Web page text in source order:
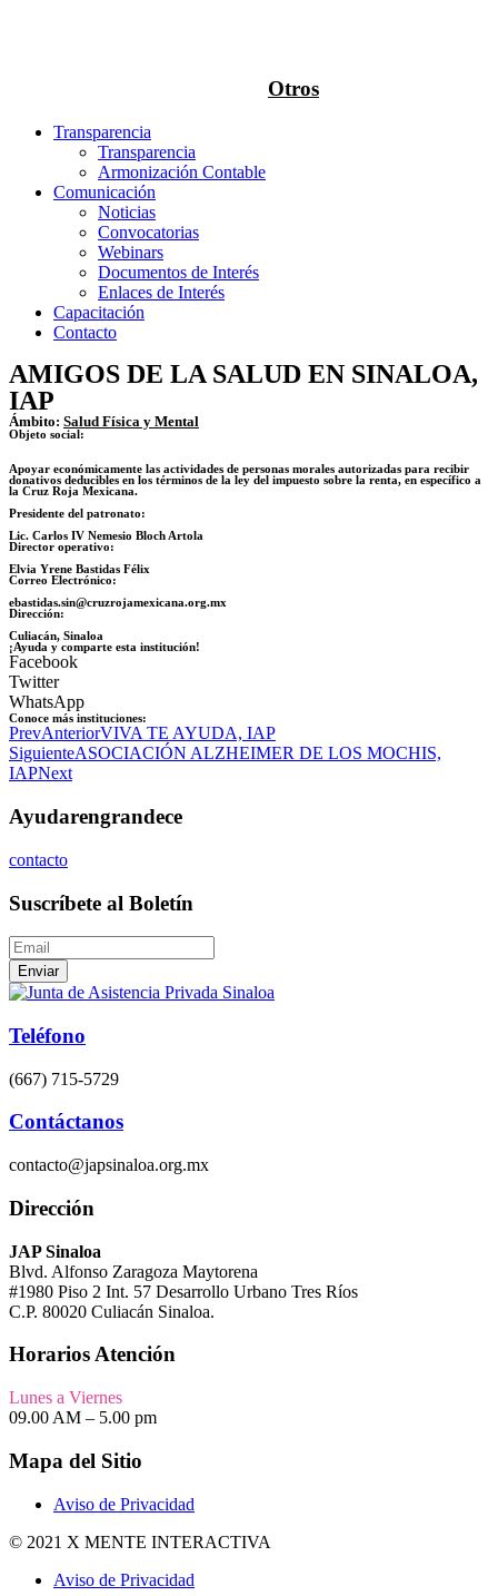
Otros
Transparencia
Transparencia
Armonización Contable
Comunicación
Noticias
Convocatorias
Webinars
Documentos de Interés
Enlaces de Interés
Capacitación
Contacto
AMIGOS DE LA SALUD EN SINALOA,
IAP
Ámbito: Salud Física y Mental
Objeto social:
Apoyar económicamente las actividades de personas morales autorizadas para recibir
donativos deducibles en los términos de la ley del impuesto sobre la renta, en específico a
la Cruz Roja Mexicana.
Presidente del patronato:
Lic. Carlos IV Nemesio Bloch Artola
Director operativo:
Elvia Yrene Bastidas Félix
Correo Electrónico:
ebastidas.sin@cruzrojamexicana.org.mx
Dirección:
Culiacán, Sinaloa
¡Ayuda y comparte esta institución!
Facebook
Twitter
WhatsApp
Conoce más instituciones:
PrevAnteriorVIVA TE AYUDA, IAP
SiguienteASOCIACIÓN ALZHEIMER DE LOS MOCHIS,
IAPNext
Ayudarengrandece
contacto
Suscríbete al Boletín
Enviar
Teléfono
(667) 715-5729
Contáctanos
contacto@japsinaloa.org.mx
Dirección
JAP Sinaloa
Blvd. Alfonso Zaragoza Maytorena
#1980 Piso 2 Int. 57 Desarrollo Urbano Tres Ríos
C.P. 80020 Culiacán Sinaloa.
Horarios Atención
Lunes a Viernes
09.00 AM – 5.00 pm
Mapa del Sitio
Aviso de Privacidad
© 2021 X MENTE INTERACTIVA
Aviso de Privacidad